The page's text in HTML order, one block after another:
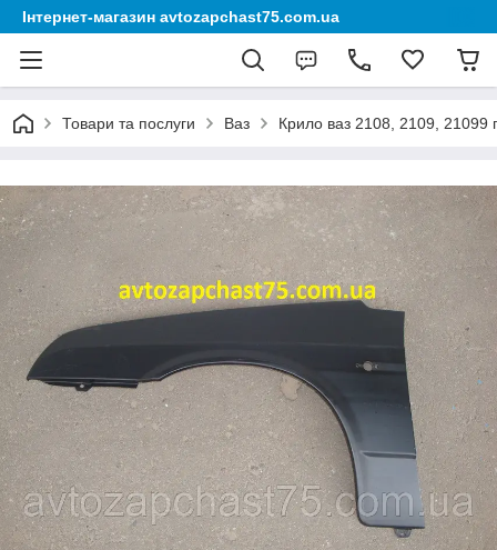
Інтернет-магазин avtozapchast75.com.ua
Товари та послуги Ваз Крило ваз 2108, 2109, 21099